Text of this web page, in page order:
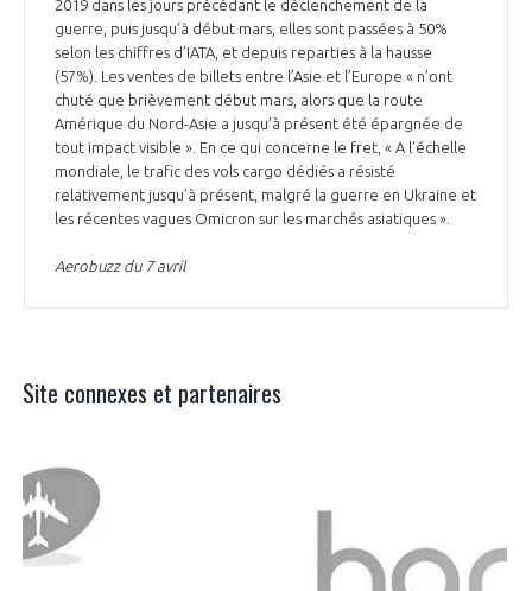
2019 dans les jours précédant le déclenchement de la
guerre, puis jusqu’à début mars, elles sont passées à 50%
selon les chiffres d’IATA, et depuis reparties à la hausse
(57%). Les ventes de billets entre l’Asie et l’Europe « n’ont
chuté que brièvement début mars, alors que la route
Amérique du Nord-Asie a jusqu’à présent été épargnée de
tout impact visible ». En ce qui concerne le fret, « A l’échelle
mondiale, le trafic des vols cargo dédiés a résisté
relativement jusqu’à présent, malgré la guerre en Ukraine et
les récentes vagues Omicron sur les marchés asiatiques ».
Aerobuzz du 7 avril
Site connexes et partenaires